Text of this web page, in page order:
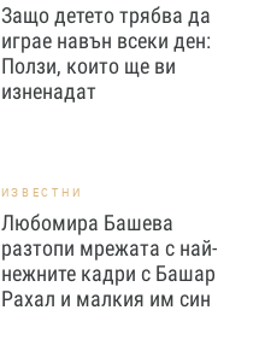
Защо детето трябва да
играе навън всеки ден:
Ползи, които ще ви
изненадат
ИЗВЕСТНИ
Любомира Башева
разтопи мрежата с най-
нежните кадри с Башар
Рахал и малкия им син